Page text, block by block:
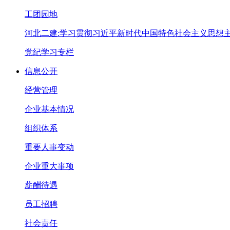
工团园地
河北二建:学习贯彻习近平新时代中国特色社会主义思想
党纪学习专栏
信息公开
经营管理
企业基本情况
组织体系
重要人事变动
企业重大事项
薪酬待遇
员工招聘
社会责任